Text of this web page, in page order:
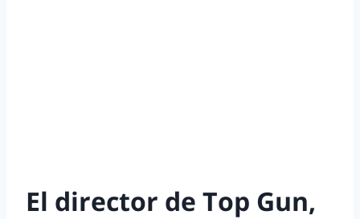
El director de Top Gun,